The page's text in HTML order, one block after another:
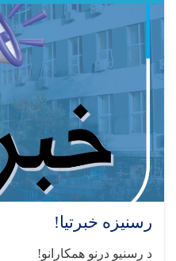
رسنیزه خبرتیا!
د رسنیو درنو همکارانو!